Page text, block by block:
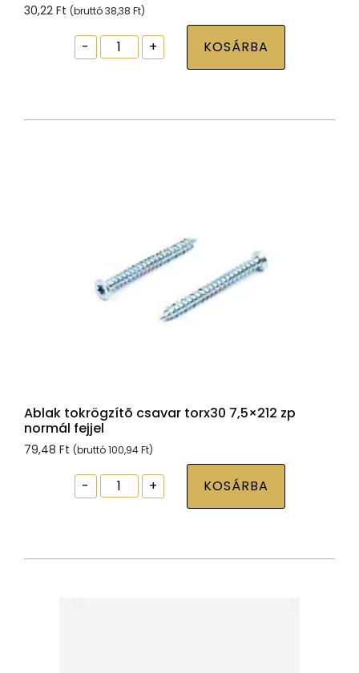
30,22 Ft (bruttó38,38 Ft)
-
Ablak
tokrögzítõ
7,5x92
+ KOSÁRBA
Ablak tokrögzítõ csavar torx30 7,5×212 zp
normál fejjel
79,48 Ft (bruttó100,94Ft)
-
Ablak
tokrögzítõ
7,5x212
+ KOSÁRBA